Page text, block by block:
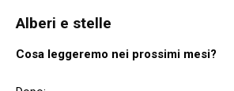
Alberi e stelle
Cosa leggeremo nei prossimi mesi?